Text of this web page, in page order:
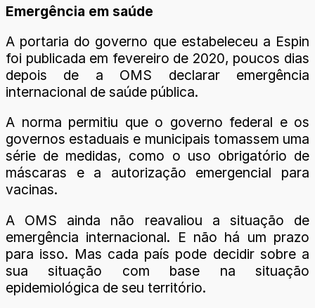
Emergência em saúde
A portaria do governo que estabeleceu a Espin
foi publicada em fevereiro de 2020, poucos dias
depois de a OMS declarar emergência
internacional de saúde pública.
A norma permitiu que o governo federal e os
governos estaduais e municipais tomassem uma
série de medidas, como o uso obrigatório de
máscaras e a autorização emergencial para
vacinas.
A OMS ainda não reavaliou a situação de
emergência internacional. E não há um prazo
para isso. Mas cada país pode decidir sobre a
sua situação com base na situação
epidemiológica de seu território.